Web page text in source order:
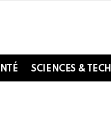
SCIENCES & TECH